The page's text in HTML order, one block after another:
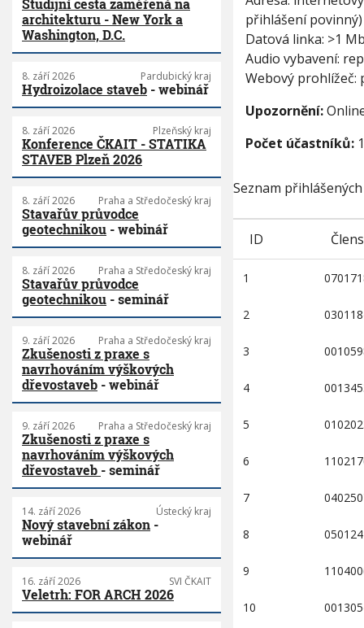
t
í
e
l
e
k
r
k
u
i
k
í
přihlášení povinný)
Datová linka: >1
Audio vybavení:
Webový prohlížeč:
Upozornění:
Počet účastníků:
Seznam
ID
1
2
3
4
5
6
7
8
9
10
Studijní cesta zaměřená na
architekturu - New York a
Washington, D.C.
8. září 2026 Pardubický kraj
Hydroizolace staveb - webinář
8. září 2026 Plzeňský kraj
Konference ČKAIT - STATIKA
STAVEB Plzeň 2026
8. září 2026 Praha a Středočeský kraj
Stavařův průvodce
geotechnikou - webinář
8. září 2026 Praha a Středočeský kraj
Stavařův průvodce
geotechnikou - seminář
9. září 2026 Praha a Středočeský kraj
Zkušenosti z praxe s
navrhováním výškových
dřevostaveb - webinář
9. září 2026 Praha a Středočeský kraj
Zkušenosti z praxe s
navrhováním výškových
dřevostaveb - seminář
14. září 2026 Ústecký kraj
Nový stavební zákon -
webinář
16. září 2026 SVI ČKAIT
Veletrh: FOR ARCH 2026